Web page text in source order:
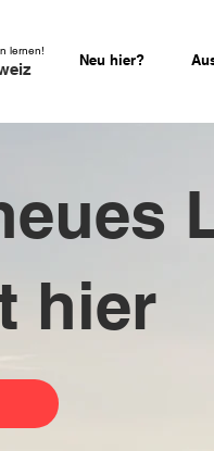
lernen!
Neu hier?
hier